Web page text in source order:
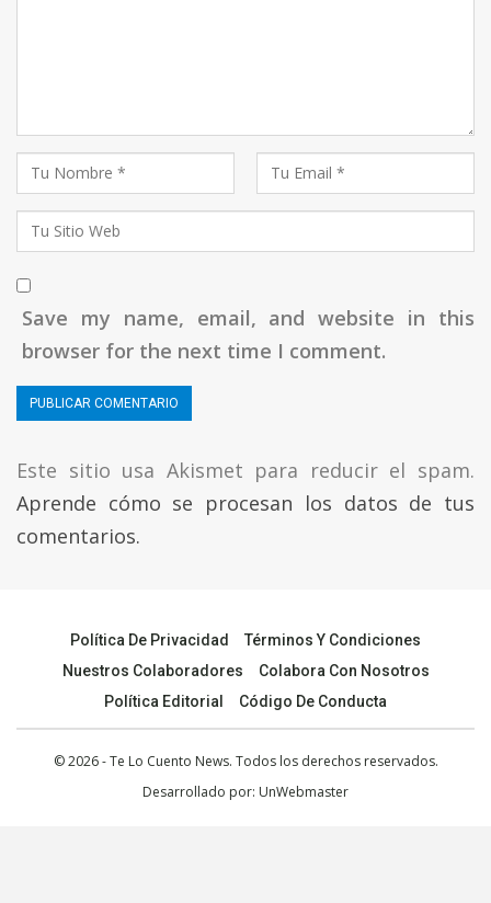
Save my name, email, and website in this
browser for the next time I comment.
Este sitio usa Akismet para reducir el spam.
Aprende cómo se procesan los datos de tus
comentarios.
Política De Privacidad
Términos Y Condiciones
Nuestros Colaboradores
Colabora Con Nosotros
Política Editorial
Código De Conducta
© 2026 - Te Lo Cuento News. Todos los derechos reservados.
Desarrollado por: UnWebmaster